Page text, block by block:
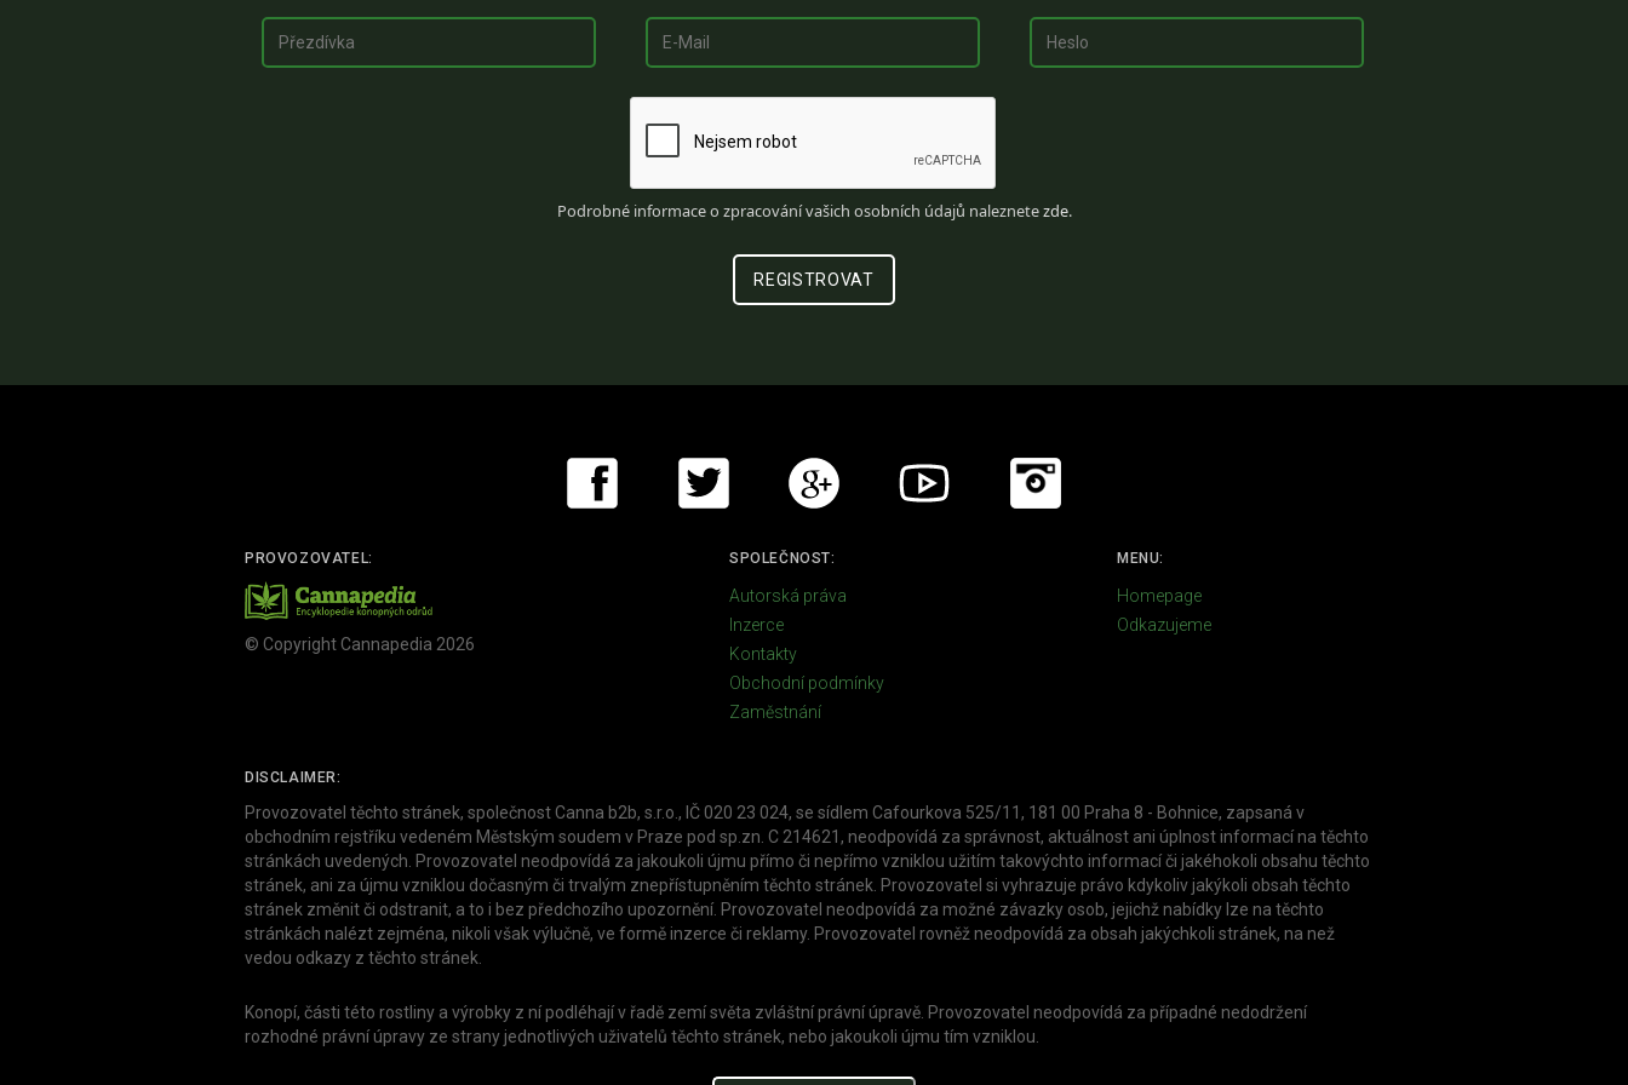
Podrobné informace o zpracování vašich osobních údajů naleznetezde.
PROVOZOVATEL:
© Copyright Cannapedia 2026
SPOLEČNOST:
Autorská práva
Inzerce
Kontakty
Obchodní podmínky
Zaměstnání
MENU:
Homepage
Odkazujeme
DISCLAIMER:
Provozovatel těchto stránek, společnost Canna b2b, s.r.o., IČ 020 23 024, se sídlem Cafourkova 525/11, 181 00 Praha 8 - Bohnice, zapsaná v
obchodním rejstříku vedeném Městským soudem v Praze pod sp.zn. C 214621, neodpovídá za správnost, aktuálnost ani úplnost informací na těchto
stránkách uvedených. Provozovatel neodpovídá za jakoukoli újmu přímo či nepřímo vzniklou užitím takovýchto informací či jakéhokoli obsahu těchto
stránek, ani za újmu vzniklou dočasným či trvalým znepřístupněním těchto stránek. Provozovatel si vyhrazuje právo kdykoliv jakýkoli obsah těchto
stránek změnit či odstranit, a to i bez předchozího upozornění. Provozovatel neodpovídá za možné závazky osob, jejichž nabídky lze na těchto
stránkách nalézt zejména, nikoli však výlučně, ve formě inzerce či reklamy. Provozovatel rovněž neodpovídá za obsah jakýchkoli stránek, na než
vedou odkazy z těchto stránek.
Konopí, části této rostliny a výrobky z ní podléhají v řadě zemí světa zvláštní právní úpravě. Provozovatel neodpovídá za případné nedodržení
rozhodné právní úpravy ze strany jednotlivých uživatelů těchto stránek, nebo jakoukoli újmu tím vzniklou.